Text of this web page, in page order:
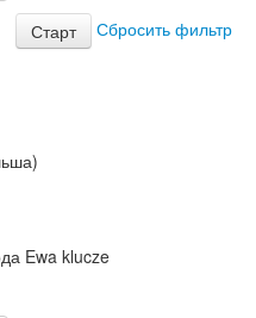
Сбросить фильтр
Ewa klucze